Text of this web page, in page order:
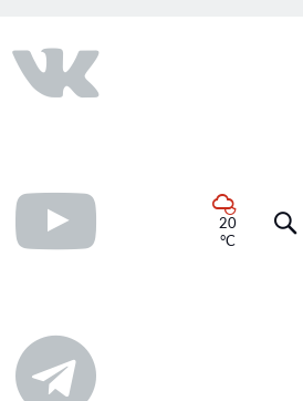
20
°C